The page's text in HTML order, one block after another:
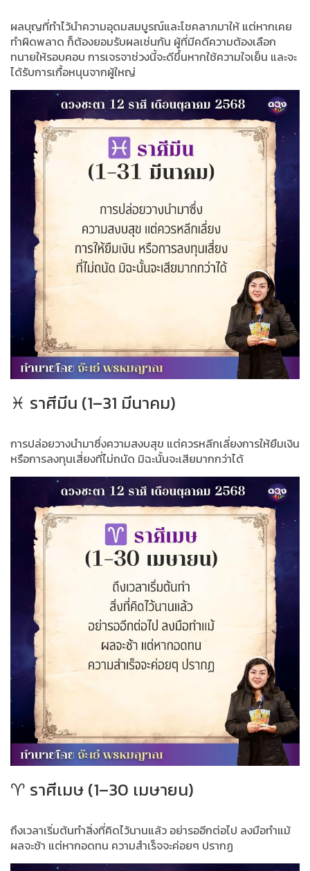
ผลบุญที่ทำไว้นำความอุดมสมบูรณ์และโชคลาภมาให้ แต่หากเคย
ทำผิดพลาด ก็ต้องยอมรับผลเช่นกัน ผู้ที่มีคดีความต้องเลือก
ทนายให้รอบคอบ การเจรจาช่วงนี้จะดีขึ้นหากใช้ความใจเย็น และจะ
ได้รับการเกื้อหนุนจากผู้ใหญ่
♓ ราศีมีน (1–31 มีนาคม)
การปล่อยวางนำมาซึ่งความสงบสุข แต่ควรหลีกเลี่ยงการให้ยืมเงิน
หรือการลงทุนเสี่ยงที่ไม่ถนัด มิฉะนั้นจะเสียมากกว่าได้
♈ ราศีเมษ (1–30 เมษายน)
ถึงเวลาเริ่มต้นทำสิ่งที่คิดไว้นานแล้ว อย่ารออีกต่อไป ลงมือทำแม้
ผลจะช้า แต่หากอดทน ความสำเร็จจะค่อยๆ ปรากฏ